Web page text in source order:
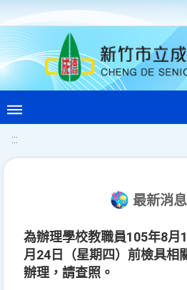
:::
最新消息
為辦理學校教職員105年8月
月24日（星期四）前檢具相
辦理，請查照。